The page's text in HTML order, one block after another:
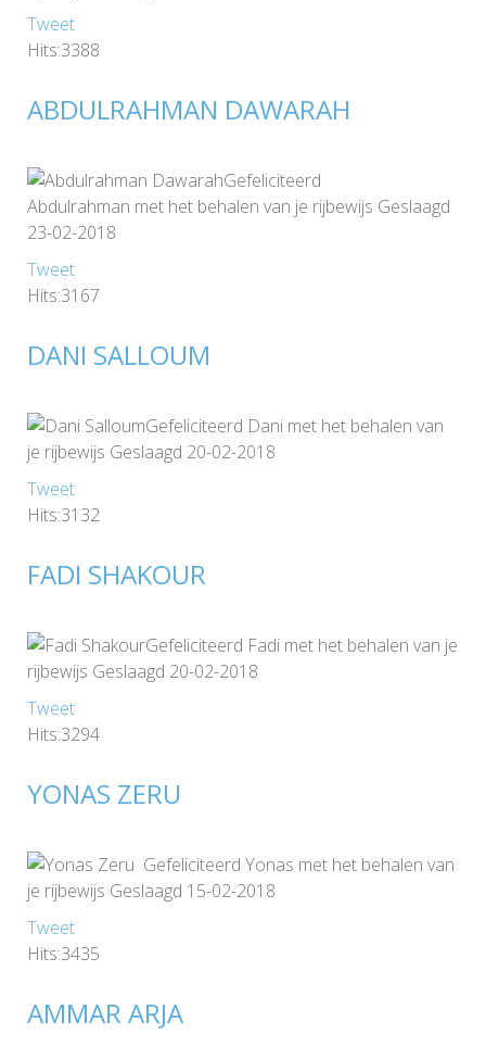
Tweet
Hits:3388
ABDULRAHMAN DAWARAH
Gefeliciteerd
Abdulrahman met het behalen van je rijbewijs Geslaagd
23-02-2018
Tweet
Hits:3167
DANI SALLOUM
Gefeliciteerd Dani met het behalen van
je rijbewijs Geslaagd 20-02-2018
Tweet
Hits:3132
FADI SHAKOUR
Gefeliciteerd Fadi met het behalen van je
rijbewijs Geslaagd 20-02-2018
Tweet
Hits:3294
YONAS ZERU
Gefeliciteerd Yonas met het behalen van
je rijbewijs Geslaagd 15-02-2018
Tweet
Hits:3435
AMMAR ARJA